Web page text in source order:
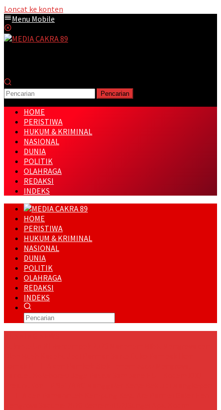
Loncat ke konten
Menu Mobile
Pencarian
HOME
PERISTIWA
HUKUM & KRIMINAL
NASIONAL
DUNIA
POLITIK
OLAHRAGA
REDAKSI
INDEKS
HOME
PERISTIWA
HUKUM & KRIMINAL
NASIONAL
DUNIA
POLITIK
OLAHRAGA
REDAKSI
INDEKS